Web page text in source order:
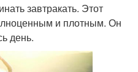
завтракать. Этот
и плотным. Он
день.